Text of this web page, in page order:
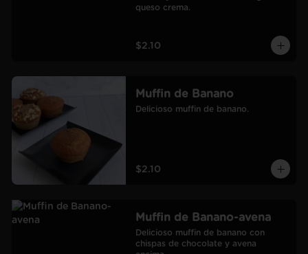
queso crema.
$2.10
Muffin de Banano
Delicioso muffin de banano.
$2.10
Muffin de Banano-avena
Delicioso muffin de banano con
chispas de chocolate y avena